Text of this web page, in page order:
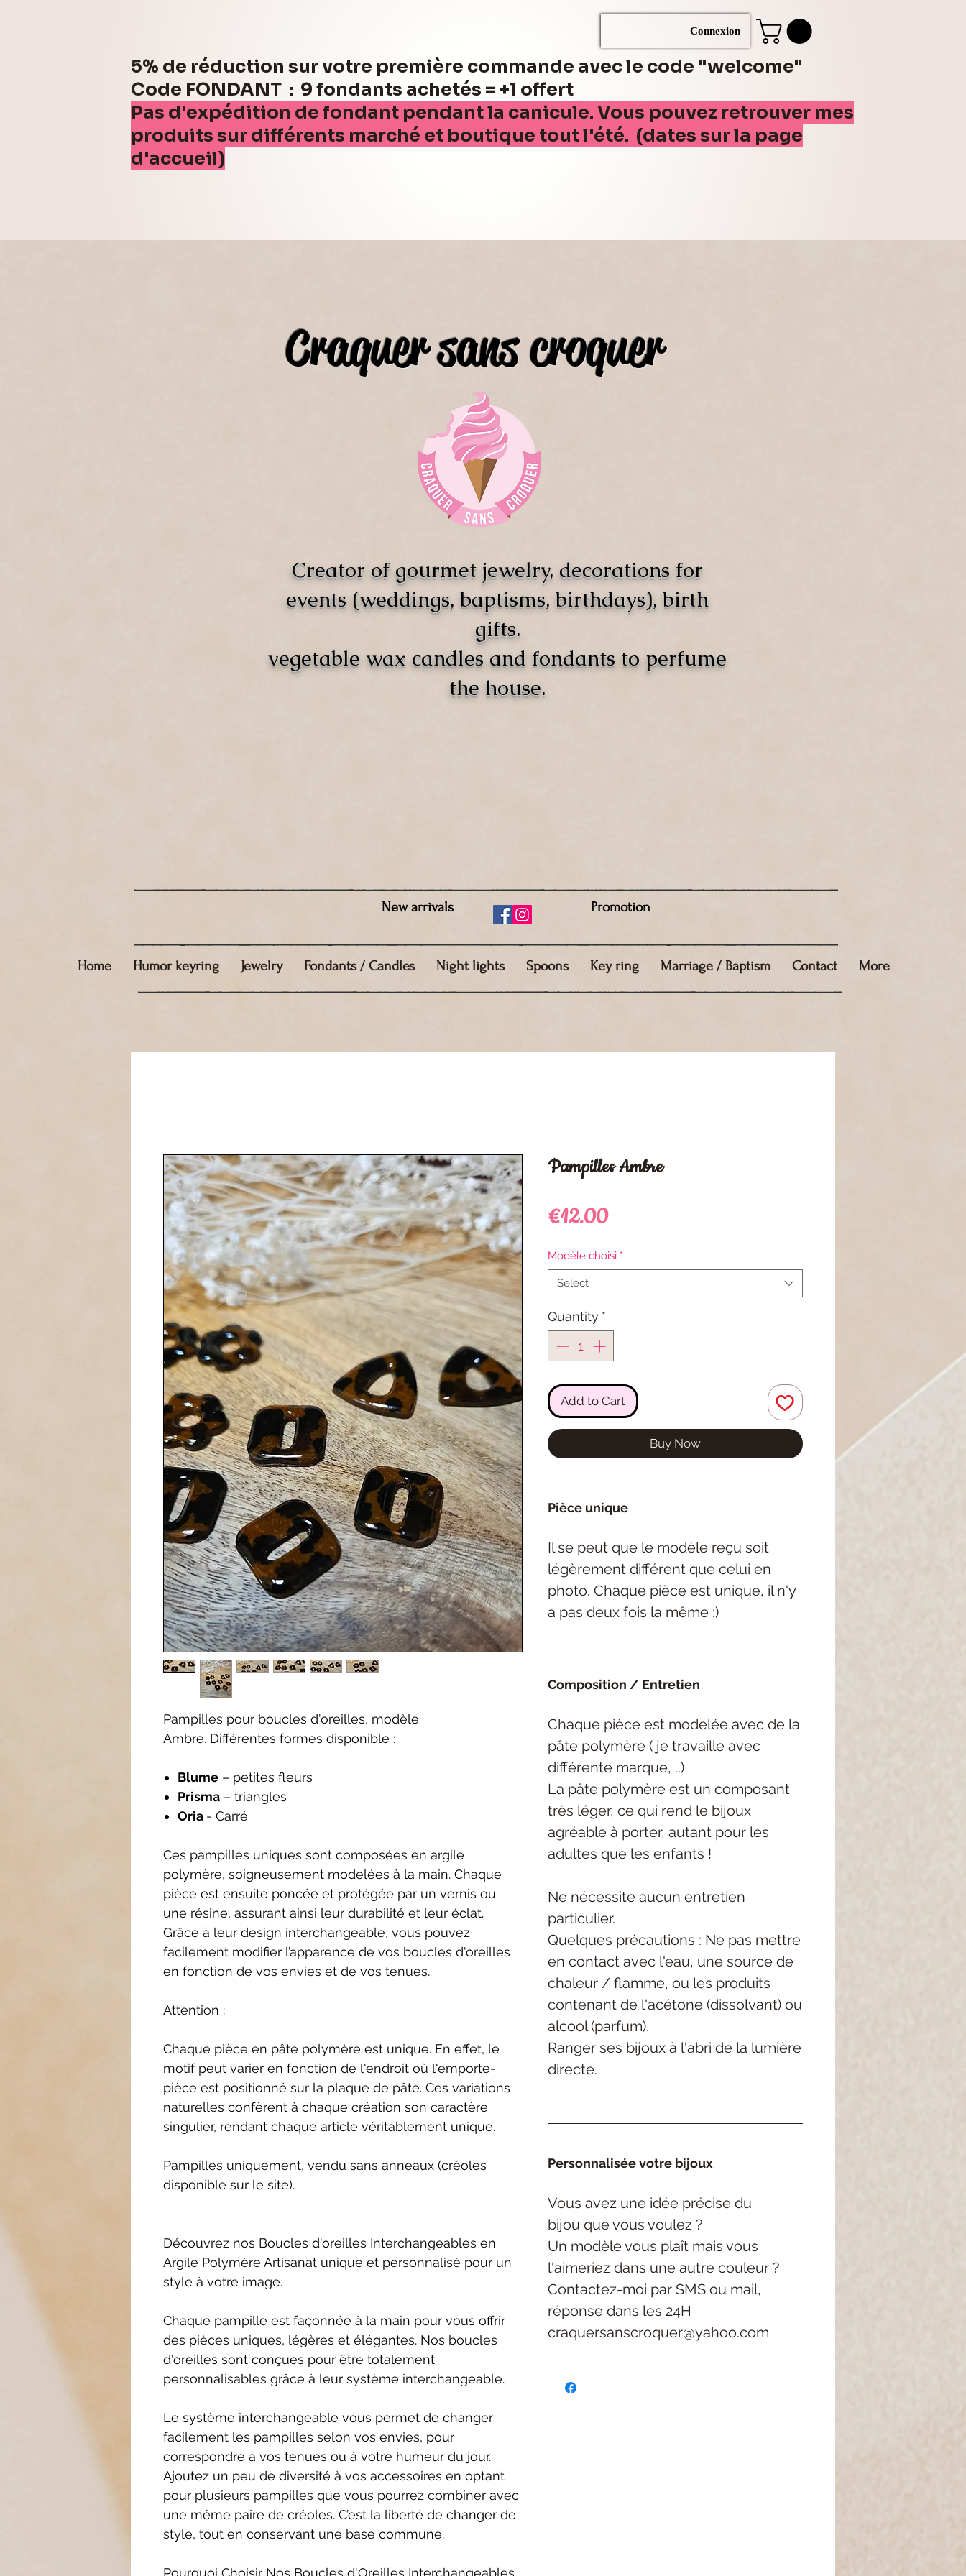
Connexion
5% de réduction sur votre première commande avec le code "welcome"
Code FONDANT : 9 fondants achetés = +1 offert
Pas d'expédition de fondant pendant la canicule. Vous pouvez retrouver mes
produits sur différents marché et boutique tout l'été. (dates sur la page
d'accueil)
Craquer sans croquer
Creator of gourmet jewelry, decorations for
events (weddings, baptisms, birthdays), birth
gifts.
vegetable wax candles and fondants to perfume
the house.
New arrivals Promotion
Home Humor keyring Jewelry Fondants / Candles Night lights Spoons Key ring Marriage / Baptism Contact More
Pampilles pour boucles d'oreilles, modèle
Ambre. Différentes formes disponible :
Blume – petites fleurs
Prisma – triangles
Oria - Carré
Ces pampilles uniques sont composées en argile
polymère, soigneusement modelées à la main. Chaque
pièce est ensuite poncée et protégée par un vernis ou
une résine, assurant ainsi leur durabilité et leur éclat.
Grâce à leur design interchangeable, vous pouvez
facilement modifier l’apparence de vos boucles d'oreilles
en fonction de vos envies et de vos tenues.
Attention :
Chaque pièce en pâte polymère est unique. En effet, le
motif peut varier en fonction de l'endroit où l'emporte-
pièce est positionné sur la plaque de pâte. Ces variations
naturelles confèrent à chaque création son caractère
singulier, rendant chaque article véritablement unique.
Pampilles uniquement, vendu sans anneaux (créoles
disponible sur le site).
Découvrez nos Boucles d'oreilles Interchangeables en
Argile Polymère Artisanat unique et personnalisé pour un
style à votre image.
Chaque pampille est façonnée à la main pour vous offrir
des pièces uniques, légères et élégantes. Nos boucles
d'oreilles sont conçues pour être totalement
personnalisables grâce à leur système interchangeable.
Le système interchangeable vous permet de changer
facilement les pampilles selon vos envies, pour
correspondre à vos tenues ou à votre humeur du jour.
Ajoutez un peu de diversité à vos accessoires en optant
pour plusieurs pampilles que vous pourrez combiner avec
une même paire de créoles. C’est la liberté de changer de
style, tout en conservant une base commune.
Pourquoi Choisir Nos Boucles d'Oreilles Interchangeables
Pampilles Ambre
€12.00Price
Modèle choisi *
Select
Quantity *
Add to Cart
Buy Now
Pièce unique
Il se peut que le modèle reçu soit
légèrement différent que celui en
photo. Chaque pièce est unique, il n'y
a pas deux fois la même :)
Composition / Entretien
Chaque pièce est modelée avec de la
pâte polymère ( je travaille avec
différente marque, ..)
La pâte polymère est un composant
très léger, ce qui rend le bijoux
agréable à porter, autant pour les
adultes que les enfants !
Ne nécessite aucun entretien
particulier.
Quelques précautions : Ne pas mettre
en contact avec l'eau, une source de
chaleur / flamme, ou les produits
contenant de l'acétone (dissolvant) ou
alcool (parfum).
Ranger ses bijoux à l'abri de la lumière
directe.
Personnalisée votre bijoux
Vous avez une idée précise du
bijou que vous voulez ?
Un modèle vous plaît mais vous
l'aimeriez dans une autre couleur ?
Contactez-moi par SMS ou mail,
réponse dans les 24H
craquersanscroquer@yahoo.com